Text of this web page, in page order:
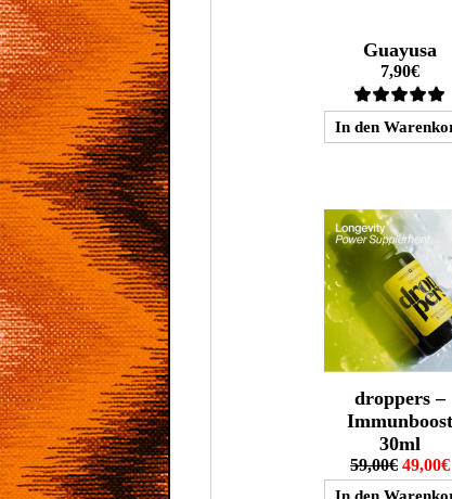
Guayusa
7,90€
droppers –
Immunboost
30ml
59,00€ 49,00€